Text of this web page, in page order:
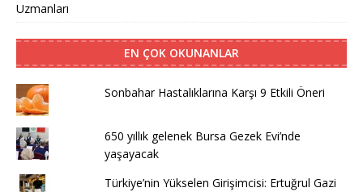
Uzmanları
EN ÇOK OKUNANLAR
Sonbahar Hastalıklarına Karşı 9 Etkili Öneri
650 yıllık gelenek Bursa Gezek Evi’nde
yaşayacak
Türkiye’nin Yükselen Girişimcisi: Ertuğrul Gazi